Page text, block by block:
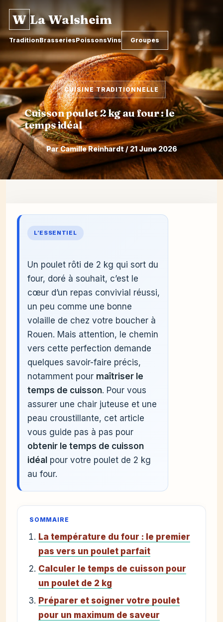
W La Walsheim
TraditionBrasseriesPoissonsVins Groupes
CUISINE TRADITIONNELLE
Cuisson poulet 2 kg au four : le
temps idéal
Par Camille Reinhardt / 21 June 2026
L’ESSENTIEL
Un poulet rôti de 2 kg qui sort du
four, doré à souhait, c’est le
cœur d’un repas convivial réussi,
un peu comme une bonne
volaille de chez votre boucher à
Rouen. Mais attention, le chemin
vers cette perfection demande
quelques savoir-faire précis,
notamment pour maîtriser le
temps de cuisson. Pour vous
assurer une chair juteuse et une
peau croustillante, cet article
vous guide pas à pas pour
obtenir le temps de cuisson
idéal pour votre poulet de 2 kg
au four.
SOMMAIRE
La température du four : le premier
pas vers un poulet parfait
Calculer le temps de cuisson pour
un poulet de 2 kg
Préparer et soigner votre poulet
pour un maximum de saveur